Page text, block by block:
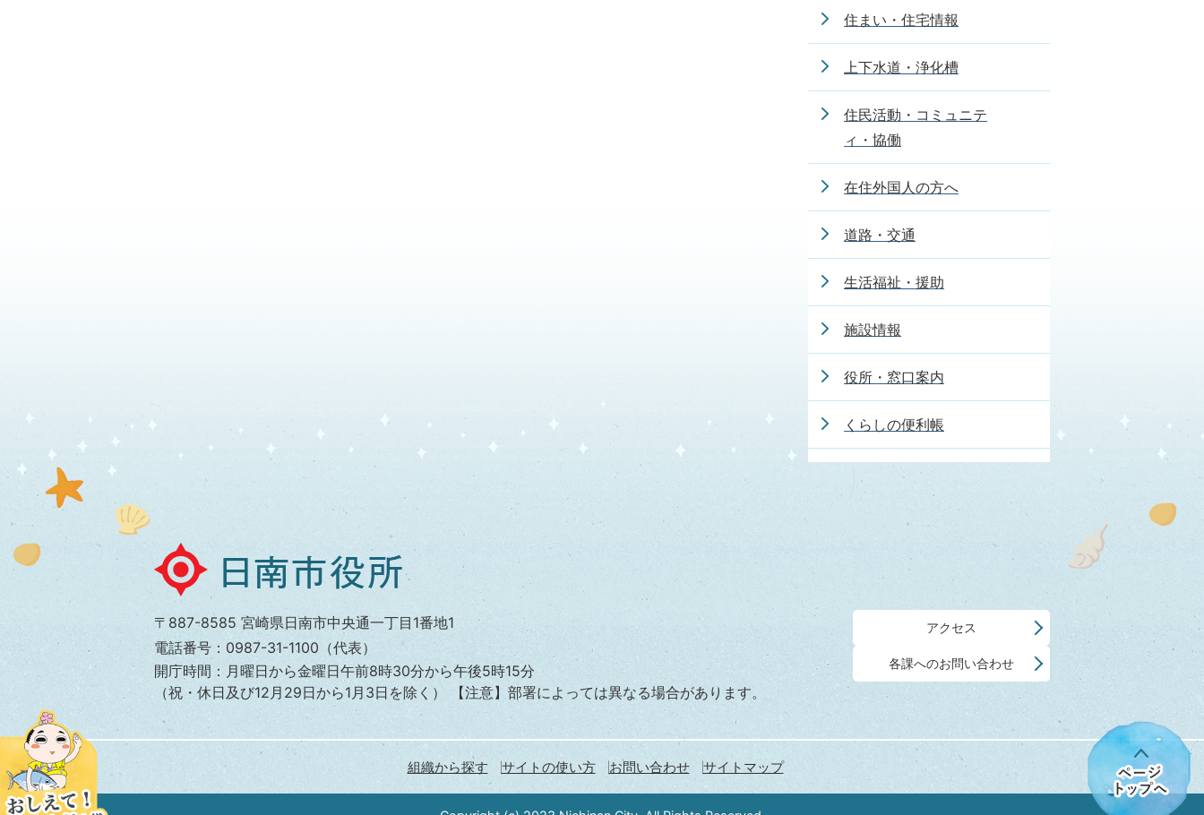
住まい・住宅情報
上下水道・浄化槽
住民活動・コミュニテ
ィ・協働
在住外国人の方へ
道路・交通
生活福祉・援助
施設情報
役所・窓口案内
くらしの便利帳
日
南
役
所
〒887-8585 宮崎県日南市中央通一丁目1番地1
電話番号：0987-31-1100（代表）
開庁時間：月曜日から金曜日午前8時30分から午後5時15分
（祝・休日及び12月29日から1月3日を除く）
【注意】部署によっては異なる場合があります。
アクセス
各課へのお問い合わせ
組織から探す サイトの使い方 お問い合わせ サイトマップ